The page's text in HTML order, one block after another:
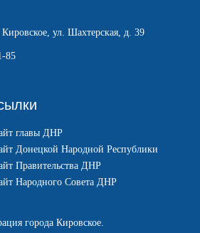
ул. Шахтерская, д. 39
85
главы ДНР
Донецкой Народной Республики
Правительства ДНР
Народного Совета ДНР
города Кировское.